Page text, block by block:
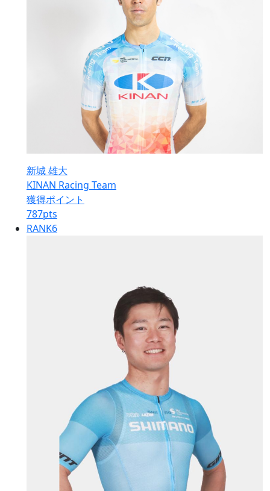
新城 雄大
KINAN Racing Team
獲得ポイント
787pts
RANK6